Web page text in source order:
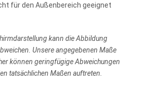
für den Außenbereich geeignet
kann die Abbildung
Unsere angegebenen Maße
können geringfügige Abweichungen
tatsächlichen Maßen auftreten.